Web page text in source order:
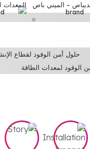
– الميني باص المعدات
حلول أمن الوقود لقطاع
الوقود لمعدات الطاقة